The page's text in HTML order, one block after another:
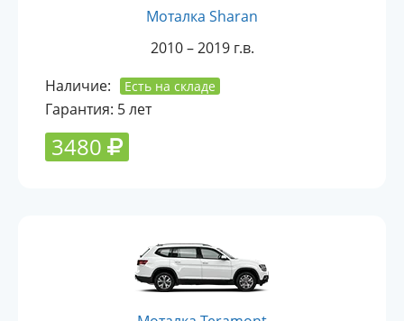
Моталка Sharan
2010 – 2019 г.в.
Наличие:
Есть на складе
Гарантия: 5 лет
3480